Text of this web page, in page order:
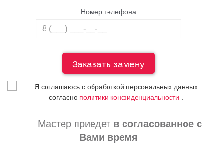
Номер телефона
Я соглашаюсь с обработкой персональных данных
согласно политики конфиденциальности .
Мастер приедет в согласованное с
Вами время